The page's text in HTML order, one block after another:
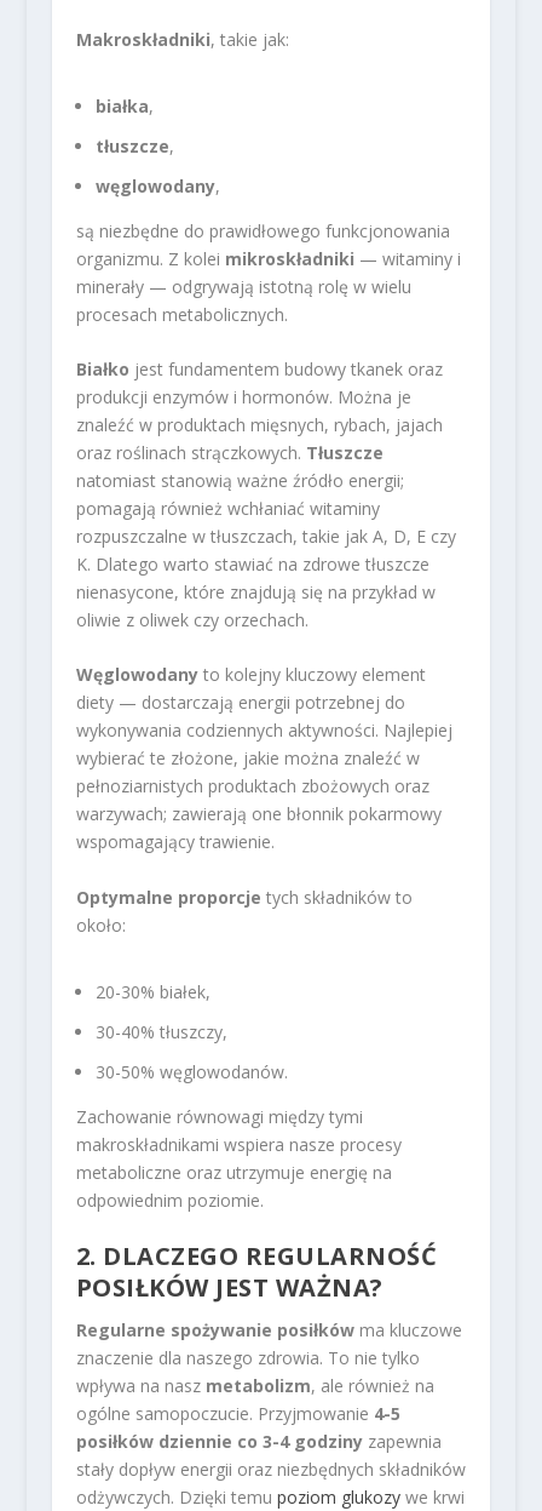
Makroskładniki, takie jak:
białka,
tłuszcze,
węglowodany,
są niezbędne do prawidłowego funkcjonowania
organizmu. Z kolei mikroskładniki — witaminy i
minerały — odgrywają istotną rolę w wielu
procesach metabolicznych.
Białko jest fundamentem budowy tkanek oraz
produkcji enzymów i hormonów. Można je
znaleźć w produktach mięsnych, rybach, jajach
oraz roślinach strączkowych. Tłuszcze
natomiast stanowią ważne źródło energii;
pomagają również wchłaniać witaminy
rozpuszczalne w tłuszczach, takie jak A, D, E czy
K. Dlatego warto stawiać na zdrowe tłuszcze
nienasycone, które znajdują się na przykład w
oliwie z oliwek czy orzechach.
Węglowodanyto kolejny kluczowy element
diety — dostarczają energii potrzebnej do
wykonywania codziennych aktywności. Najlepiej
wybierać te złożone, jakie można znaleźć w
pełnoziarnistych produktach zbożowych oraz
warzywach; zawierają one błonnik pokarmowy
wspomagający trawienie.
Optymalne proporcje tych składników to
około:
20-30% białek,
30-40% tłuszczy,
30-50% węglowodanów.
Zachowanie równowagi między tymi
makroskładnikami wspiera nasze procesy
metaboliczne oraz utrzymuje energię na
odpowiednim poziomie.
2. DLACZEGO REGULARNOŚĆ
POSIŁKÓW JEST WAŻNA?
Regularne spożywanie posiłkówma kluczowe
znaczenie dla naszego zdrowia. To nie tylko
wpływa na nasz metabolizm, ale również na
ogólne samopoczucie. Przyjmowanie 4-5
posiłków dziennie co 3-4 godzinyzapewnia
stały dopływ energii oraz niezbędnych składników
odżywczych. Dzięki temu poziom glukozywe krwi